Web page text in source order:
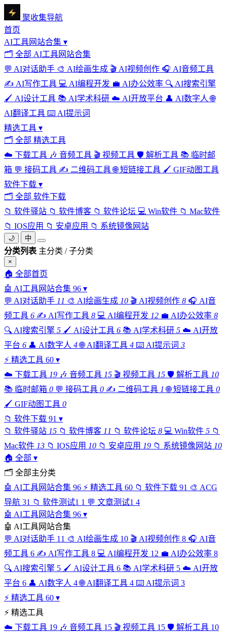
聚收集导航
首页
AI工具网站合集 ▾
🗂 全部 AI工具网站合集
💬 AI对话助手 🎨 AI绘画生成 🎬 AI视频创作 🎧 AI音频工具
✍️ AI写作工具 💻 AI编程开发 💼 AI办公效率 🔍 AI搜索引擎
🖌️ AI设计工具 📚 AI学术科研 ☁️ AI开放平台 👤 AI数字人 🌐
AI翻译工具 ⌨️ AI提示词
精选工具 ▾
🗂 全部 精选工具
☁️ 下载工具 🎶 音频工具 🎬 视频工具 🛡️ 解析工具 📚 临时邮
箱 💬 接码工具 ✍️ 二维码工具 🌐 短链接工具 🖌️ GIF动图工具
软件下载 ▾
🗂 全部 软件下载
📁 软件驿站 📁 软件博客 📁 软件论坛 💻 Win软件 📁 Mac软件
📁 IOS应用 📁 安卓应用 📁 系统镜像网站
🌙 中
分类列表 主分类 / 子分类
×
🏠 全部首页
🤖 AI工具网站合集 96 ▾
💬 AI对话助手 11 🎨 AI绘画生成 10 🎬 AI视频创作 8 🎧 AI音
频工具 6 ✍️ AI写作工具 8 💻 AI编程开发 12 💼 AI办公效率 8
🔍 AI搜索引擎 5 🖌️ AI设计工具 6 📚 AI学术科研 5 ☁️ AI开放
平台 6 👤 AI数字人 4 🌐 AI翻译工具 4 ⌨️ AI提示词 3
⚡ 精选工具 60 ▾
☁️ 下载工具 19 🎶 音频工具 15 🎬 视频工具 15 🛡️ 解析工具 10
📚 临时邮箱 0 💬 接码工具 0 ✍️ 二维码工具 1 🌐 短链接工具 0
🖌️ GIF动图工具 0
📁 软件下载 91 ▾
📁 软件驿站 15 📁 软件博客 11 📁 软件论坛 8 💻 Win软件 5 📁
Mac软件 13 📁 IOS应用 10 📁 安卓应用 19 📁 系统镜像网站 10
🏠 全部 ▾
🗂 全部主分类
🤖 AI工具网站合集 96 ⚡ 精选工具 60 📁 软件下载 91 🎨 ACG
导航 31 📁 软件测试1 1 💬 文章测试1 4
🤖 AI工具网站合集 96 ▾
🤖 AI工具网站合集
💬 AI对话助手 11 🎨 AI绘画生成 10 🎬 AI视频创作 8 🎧 AI音
频工具 6 ✍️ AI写作工具 8 💻 AI编程开发 12 💼 AI办公效率 8
🔍 AI搜索引擎 5 🖌️ AI设计工具 6 📚 AI学术科研 5 ☁️ AI开放
平台 6 👤 AI数字人 4 🌐 AI翻译工具 4 ⌨️ AI提示词 3
⚡ 精选工具 60 ▾
⚡ 精选工具
☁️ 下载工具 19 🎶 音频工具 15 🎬 视频工具 15 🛡️ 解析工具 10